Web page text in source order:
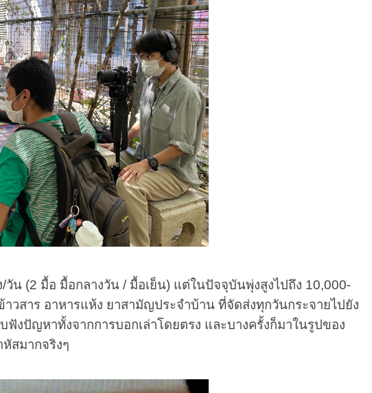
(2 มื้อ มื้อกลางวัน / มื้อเย็น) แต่ในปัจจุบันพุ่งสูงไปถึง 10,000-
สาร อาหารแห้ง ยาสามัญประจำบ้าน ที่จัดส่งทุกวันกระจายไปยัง
งปัญหาทั้งจากการบอกเล่าโดยตรง และบางครั้งก็มาในรูปของ
สมากจริงๆ